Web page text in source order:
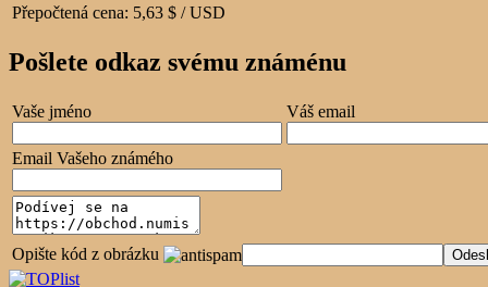
Přepočtená cena: 5,63 $ / USD
Pošlete odkaz svému známénu
Vaše jméno Váš email
Email Vašeho známého
Opište kód z obrázku